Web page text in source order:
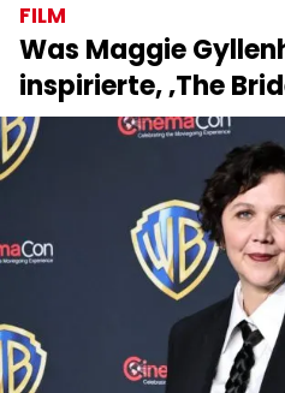
FILM
Was Maggie
inspirierte, ‚The